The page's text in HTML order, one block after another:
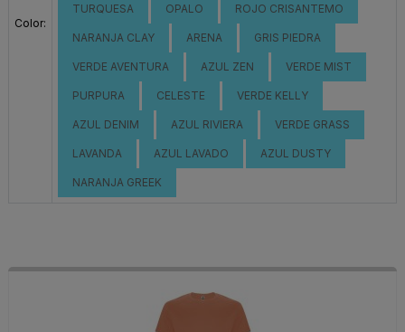
Color:
TURQUESA OPALO ROJO CRISANTEMO
NARANJA CLAY ARENA GRIS PIEDRA
VERDE AVENTURA AZUL ZEN VERDE MIST
PURPURA CELESTE VERDE KELLY
AZUL DENIM AZUL RIVIERA VERDE GRASS
LAVANDA AZUL LAVADO AZUL DUSTY
NARANJA GREEK